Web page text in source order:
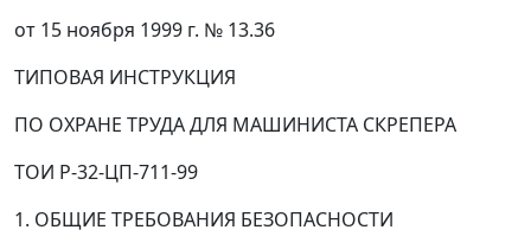
от 15 ноября 1999 г. № 13.36
ТИПОВАЯ ИНСТРУКЦИЯ
ПО ОХРАНЕ ТРУДА ДЛЯ МАШИНИСТА СКРЕПЕРА
ТОИ Р-32-ЦП-711-99
1. ОБЩИЕ ТРЕБОВАНИЯ БЕЗОПАСНОСТИ